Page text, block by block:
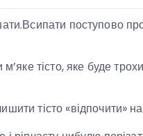
поступово
м’яке тісто, яке буде
тісто «відпочити»